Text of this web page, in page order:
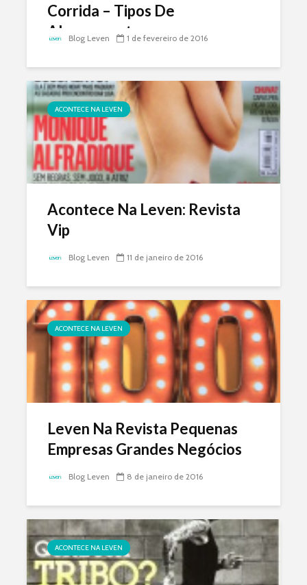
Corrida – Tipos De
Alongamento
Blog Leven 1 de fevereiro de 2016
ACONTECE NA LEVEN
Acontece Na Leven: Revista
Vip
Blog Leven 11 de janeiro de 2016
ACONTECE NA LEVEN
Leven Na Revista Pequenas
Empresas Grandes Negócios
Blog Leven 8 de janeiro de 2016
ACONTECE NA LEVEN